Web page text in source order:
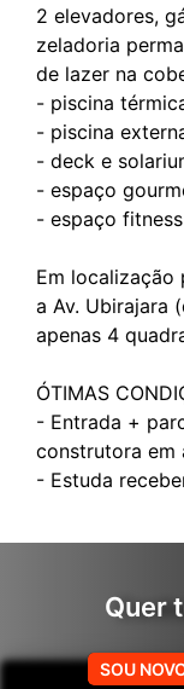
2 elevadores,
zeladoria
de lazer na
- piscina
- piscina
- deck e
- espaço
- espaço
Em localização
a Av. Ubirajara
apenas 4
ÓTIMAS
- Entrada +
construtora em
Quer
SOU